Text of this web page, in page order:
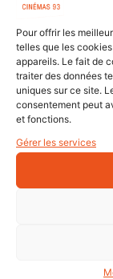
Pour offrir les
telles que les
appareils. Le fait de
traiter des données
uniques sur ce site.
consentement peut
et fonctions.
Gérer les services
ACCÈS
16-18
92110
— ligne
— ligne 54,